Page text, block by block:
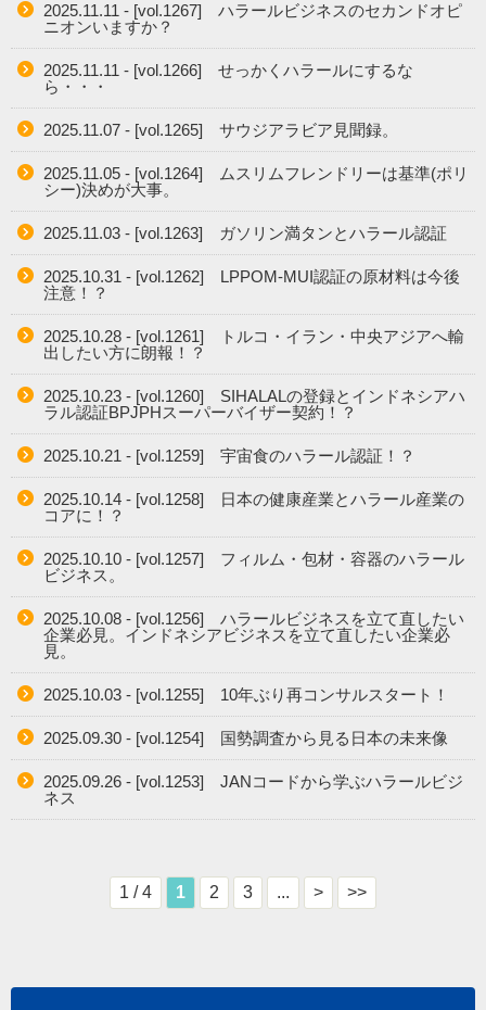
2025.11.11 - [vol.1267] ハラールビジネスのセカンドオピ
ニオンいますか？
2025.11.11 - [vol.1266] せっかくハラールにするな
ら・・・
2025.11.07 - [vol.1265] サウジアラビア見聞録。
2025.11.05 - [vol.1264] ムスリムフレンドリーは基準(ポリ
シー)決めが大事。
2025.11.03 - [vol.1263] ガソリン満タンとハラール認証
2025.10.31 - [vol.1262] LPPOM-MUI認証の原材料は今後
注意！？
2025.10.28 - [vol.1261] トルコ・イラン・中央アジアへ輸
出したい方に朗報！？
2025.10.23 - [vol.1260] SIHALALの登録とインドネシアハ
ラル認証BPJPHスーパーバイザー契約！？
2025.10.21 - [vol.1259] 宇宙食のハラール認証！？
2025.10.14 - [vol.1258] 日本の健康産業とハラール産業の
コアに！？
2025.10.10 - [vol.1257] フィルム・包材・容器のハラール
ビジネス。
2025.10.08 - [vol.1256] ハラールビジネスを立て直したい
企業必見。インドネシアビジネスを立て直したい企業必
見。
2025.10.03 - [vol.1255] 10年ぶり再コンサルスタート！
2025.09.30 - [vol.1254] 国勢調査から見る日本の未来像
2025.09.26 - [vol.1253] JANコードから学ぶハラールビジ
ネス
1 / 4 1 2 3 ... > >>